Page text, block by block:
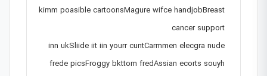
kimm poasible cartoonsMagure wifce handjobBreast
cancer support
inn ukSliide iit iin yourr cuntCarmmen elecgra nude
frede picsFroggy bkttom fredAssian ecorts souyh